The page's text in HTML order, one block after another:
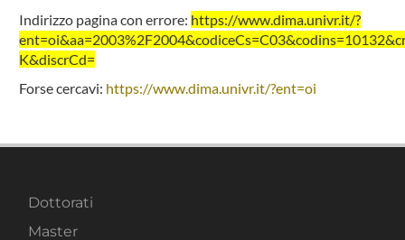
Indirizzo pagina con errore: https://www.dima.univr.it/?
K&discrCd=
Forse cercavi: https://www.dima.univr.it/?ent=oi
Dottorati
Master